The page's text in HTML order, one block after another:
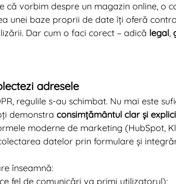
că vorbim despre un magazin online, o
unei baze proprii de date îți oferă
Dar cum o faci corect – adică legal,
adresele
regulile s-au schimbat. Nu mai este
demonstra consimțământul clar și
moderne de marketing (HubSpot,
datelor prin formulare și
înseamnă:
fel de comunicări va primi utilizatorul);